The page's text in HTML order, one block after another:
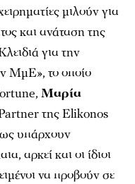
μιλούν για
και ανάταση της
για την
ΜμΕ», το οποίο
Μαρία
της Elikonos
υπάρχουν
αρκεί και οι ίδιοι
να προβούν σε